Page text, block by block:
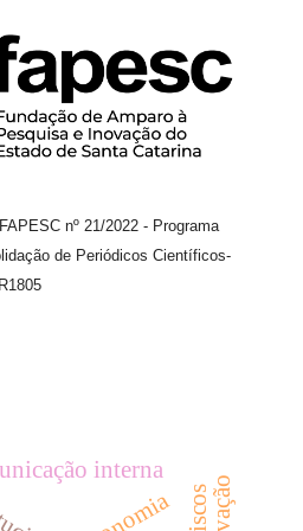
nº 21/2022 - Programa
de Periódicos Científicos-
interna